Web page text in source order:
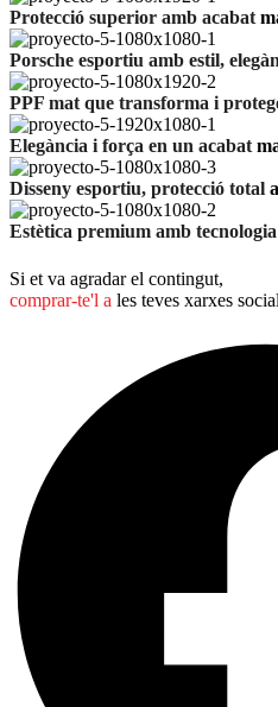
Protecció superior amb acabat
Porsche esportiu amb estil,
PPF mat que transforma i
Elegància i força en un acabat
Disseny esportiu, protecció total
Estètica premium amb tecnologia
Si et va agradar el contingut,
comprar-te'l a les teves xarxes